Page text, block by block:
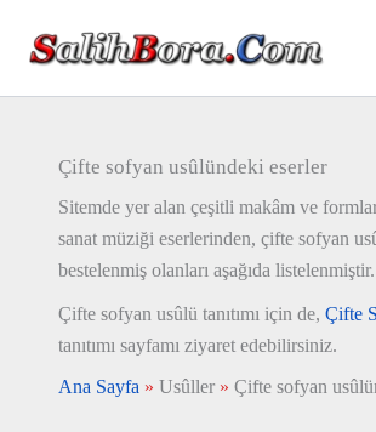
Çifte sofyan usûlündeki eserler
Sitemde yer alan çeşitli makâm ve
sanat müziği eserlerinden, çifte sofyan
bestelenmiş olanları aşağıda listelenmiştir.
Çifte sofyan usûlü tanıtımı için de, Çifte
tanıtımı sayfamı ziyaret edebilirsiniz.
Ana Sayfa » Usûller » Çifte sofyan